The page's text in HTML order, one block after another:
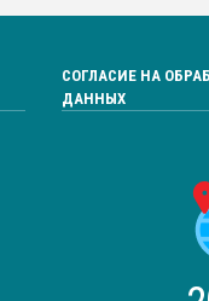
СОГЛАСИЕ НА
ДАННЫХ